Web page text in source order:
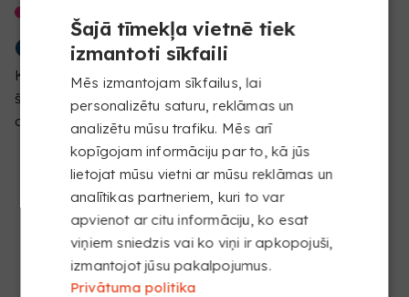
LAIPNI LŪDZAM
COPYKREA
Konstatējām, ka pārlūko no citas atrašanās vietas nekā
šai vietnei paredzēts. Lūdzu, apstiprini, kuru vietni vēlies
apmeklēt
DOTIES UZ COPYKREA USA
SĀCIET IZMANTOT DTF
Uzklājiet DTF uz dažādiem audumiem, ņemot vērā
trīs galvenos šīs tehnikas faktorus: temperatūru,
presēšanas laiku un spiedienu.
Šajā tīmekļa vietnē tiek
izmantoti sīkfaili
Mēs izmantojam sīkfailus, lai
personalizētu saturu, reklāmas un
analizētu mūsu trafiku. Mēs arī
kopīgojam informāciju par to, kā jūs
lietojat mūsu vietni ar mūsu reklāmas un
analītikas partneriem, kuri to var
apvienot ar citu informāciju, ko esat
viņiem sniedzis vai ko viņi ir apkopojuši,
izmantojot jūsu pakalpojumus.
Privātuma politika